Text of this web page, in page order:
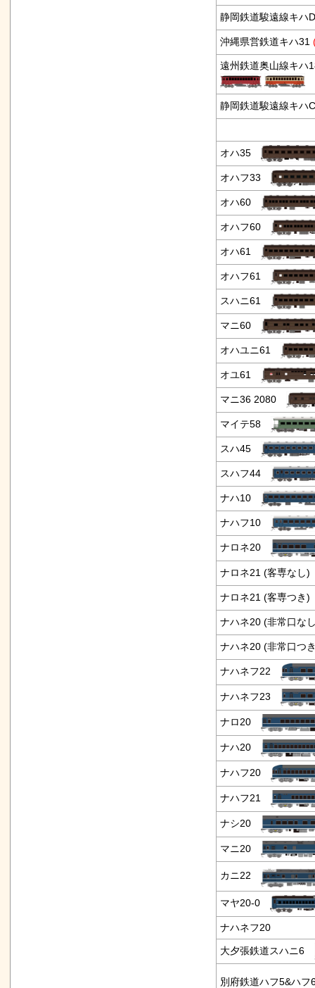
静岡鉄道駿遠線キハ
沖縄県営鉄道キハ31
遠州鉄道奥山線キハ
静岡鉄道駿遠線キハ
オハ35
オハフ33
オハ60
オハフ60
オハ61
オハフ61
スハニ61
マニ60
オハユニ61
オユ61
マニ36 2080
マイテ58
スハ45
スハフ44
ナハ10
ナハフ10
ナロネ20
ナロネ21 (客専な
ナロネ21 (客専つ
ナハネ20 (非常口
ナハネ20 (非常口
ナハネフ22
ナハネフ23
ナロ20
ナハ20
ナハフ20
ナハフ21
ナシ20
マニ20
カニ22
マヤ20-0
ナハネフ20
大夕張鉄道スハニ6
別府鉄道ハフ5&ハ